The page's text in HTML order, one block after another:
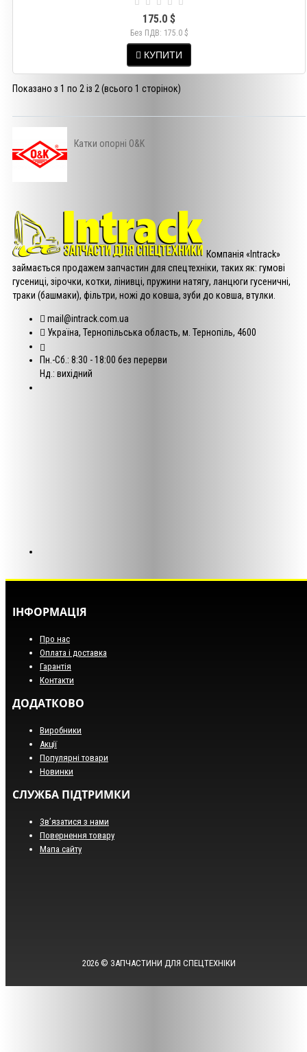
175.0 $
Без ПДВ: 175.0 $
КУПИТИ
Показано з 1 по 2 із 2 (всього 1 сторінок)
Катки опорні O&K
Компанія «Intrack»
займається продажем запчастин для спецтехніки, таких як: гумові
гусениці, зірочки, котки, лінивці, пружини натягу, ланцюги гусеничні,
траки (башмаки), фільтри, ножі до ковша, зуби до ковша, втулки.
mail@intrack.com.ua
Україна, Тернопільська область, м. Тернопіль, 4600
Пн.-Сб.: 8:30 - 18:00 без перерви
Нд.: вихідний
ІНФОРМАЦІЯ
Про нас
Оплата і доставка
Гарантія
Контакти
ДОДАТКОВО
Виробники
Акції
Популярні товари
Новинки
СЛУЖБА ПІДТРИМКИ
Зв’язатися з нами
Повернення товару
Мапа сайту
2026 © ЗАПЧАСТИНИ ДЛЯ СПЕЦТЕХНІКИ